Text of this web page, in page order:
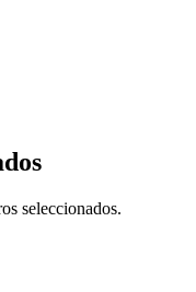
seleccionados.